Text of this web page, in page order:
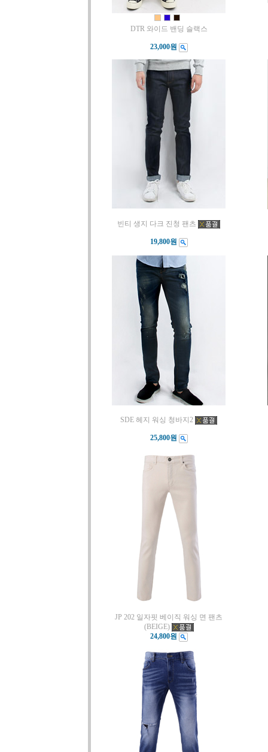
DTR 와이드 밴딩 슬랙스
23,000원
빈티 생지 다크 진청 팬츠
19,800원
SDE 헤지 워싱 청바지2
25,800원
JP 202 일자핏 베이직 워싱 면 팬츠
(BEIGE)
24,800원